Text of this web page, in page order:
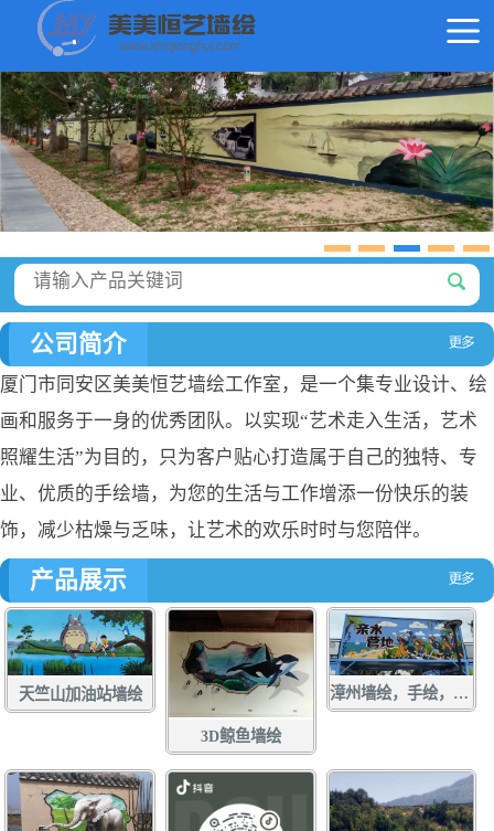
公司简介
厦门市同安区美美恒艺墙绘工作室，是一个集专业设计、绘
画和服务于一身的优秀团队。以实现“艺术走入生活，艺术
照耀生活”为目的，只为客户贴心打造属于自己的独特、专
业、优质的手绘墙，为您的生活与工作增添一份快乐的装
饰，减少枯燥与乏味，让艺术的欢乐时时与您陪伴。
产品展示
天竺山加油站墙绘
3D鲸鱼墙绘
漳州墙绘，手绘，土白社龙舟文化中心墙绘，龙江游手绘，亲水营地彩绘，龙江岁月壁画